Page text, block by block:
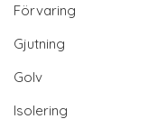
Förvaring
Gjutning
Golv
Isolering